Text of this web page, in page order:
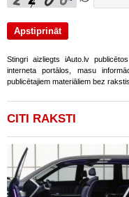
Stingri aizliegts iAuto.lv
interneta portālos, masu
publicētajiem materiāliem bez
CITI RAKSTI